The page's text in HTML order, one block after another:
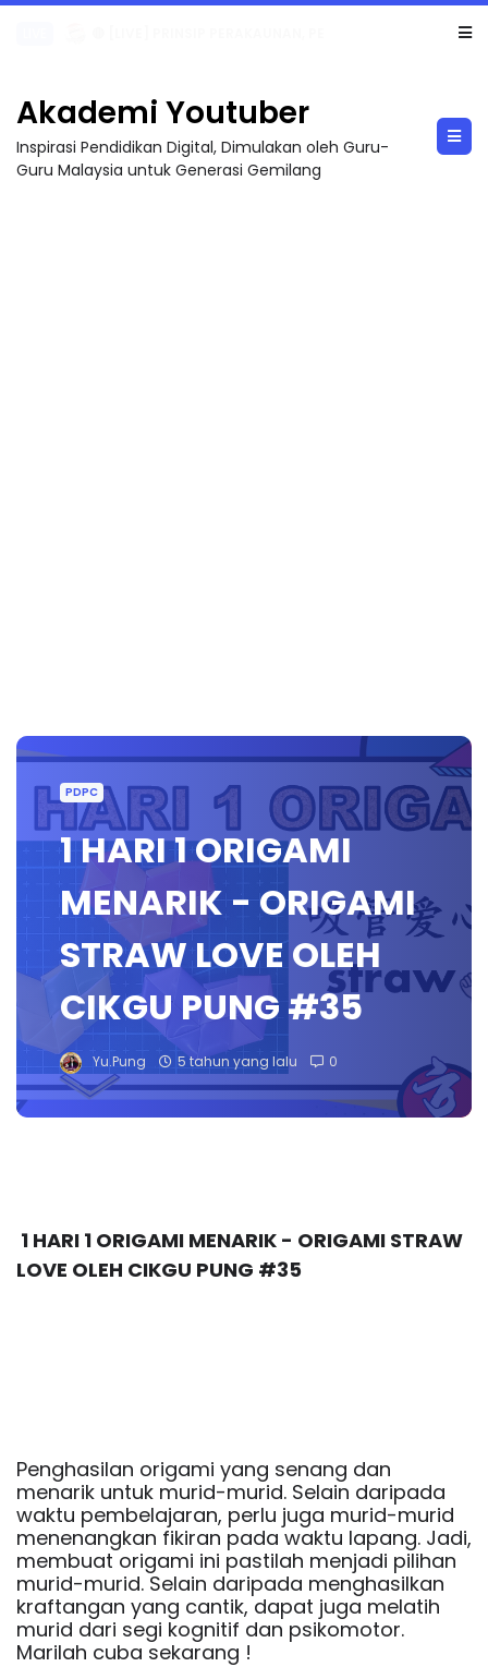
Akademi Youtuber
Inspirasi Pendidikan Digital, Dimulakan oleh Guru-
Guru Malaysia untuk Generasi Gemilang
PDPC
1 HARI 1 ORIGAMI
MENARIK - ORIGAMI
STRAW LOVE OLEH
CIKGU PUNG #35
Yu.Pung 5 tahun yang lalu 0
1 HARI 1 ORIGAMI MENARIK - ORIGAMI STRAW
LOVE OLEH CIKGU PUNG #35
Penghasilan origami yang senang dan
menarik untuk murid-murid. Selain daripada
waktu pembelajaran, perlu juga murid-murid
menenangkan fikiran pada waktu lapang. Jadi,
membuat origami ini pastilah menjadi pilihan
murid-murid. Selain daripada menghasilkan
kraftangan yang cantik, dapat juga melatih
murid dari segi kognitif dan psikomotor.
Marilah cuba sekarang !